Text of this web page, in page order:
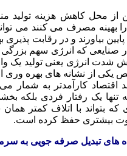
از محل کاهش هزینه تولید
را بهینه مصرف می کنند می
بیاورند و در رقابت پذیری
صنایعی که انرژی سهم بزرگی
شدت انرژی یعنی تولید یک
یکی از نشانه های بهره
اقتصاد کارآمدتر به شمار می
تنها یک رفتار فردی بلکه
بتواند با اتلاف کمتر همان
بیشتری حفظ کرده است.
های تبدیل صرفه جویی به